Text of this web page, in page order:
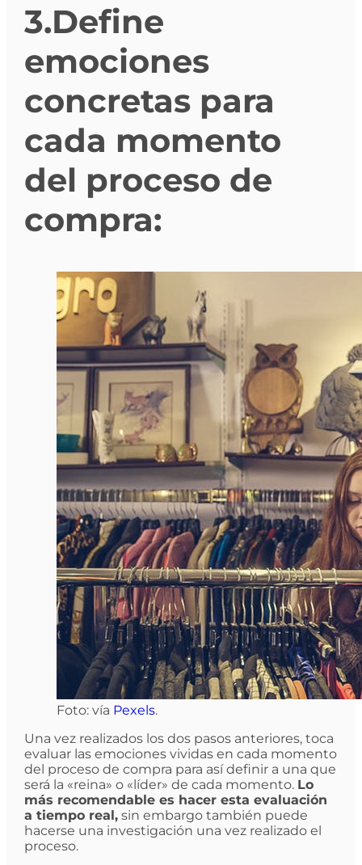
3.Define
emociones
concretas para
cada momento
del proceso de
compra:
Foto: vía Pexels.
Una vez realizados los dos pasos anteriores, toca
evaluar las emociones vividas en cada momento
del proceso de compra para así definir a una que
será la «reina» o «líder» de cada momento. Lo
más recomendable es hacer esta evaluación
a tiempo real,sin embargo también puede
hacerse una investigación una vez realizado el
proceso.